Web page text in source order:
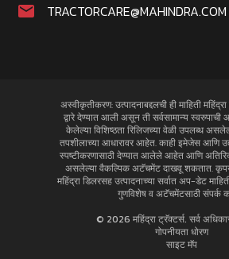
TRACTORCARE@MAHINDRA.COM
अस्वीकृतीकरण: उत्पादनाबद्दलची ही माहिती
द्वारे देण्यात आली असून ती सर्वसामान्य
केलेल्या विशिष्ठता रिलिजच्या वेळी उपलब्ध
तपशीलाच्या आधारावर आहेत. काही इमेजेस आणि
स्पष्टीकरणासाठी देण्यात आलेले आहेत आणि
असलेल्या वैकल्पिक अटॅचमेंट दाखवू शकतात.
महिंद्रा डिलरसह उत्पादनाच्या सर्वात अप-डेट
गुणविशेष व अटॅचमेंटसाठी संपर्क
© 2026 महिंद्रा ट्रॅक्टर्स. सर्व
गोपनीयता धोरण
साइट मॅप